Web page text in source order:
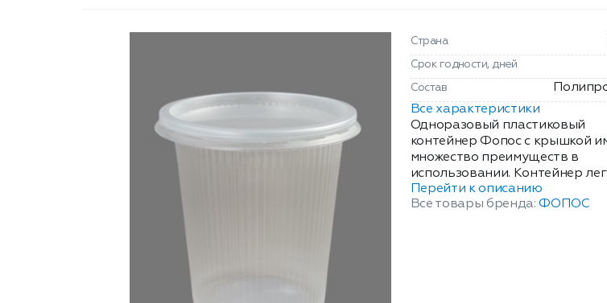
Страна
Срок годности, дней
Состав
Все характеристики
Одноразовый пластиковый
контейнер Фопос с крышкой
множество преимуществ в
использовании. Контейнер
прочный, что обеспечивает
использования и переноски. Он
Перейти к описанию
Все товары бренда:ФОПОС